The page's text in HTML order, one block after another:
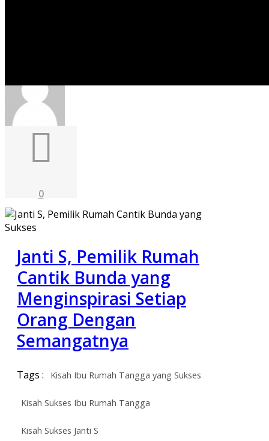
0
Janti S, Pemilik Rumah
Cantik Bunda yang
Menginspirasi Setiap
Orang Dengan
Semangatnya
Tags : Kisah Ibu Rumah Tangga yang Sukses
Kisah Sukses Ibu Rumah Tangga
Kisah Sukses Janti S